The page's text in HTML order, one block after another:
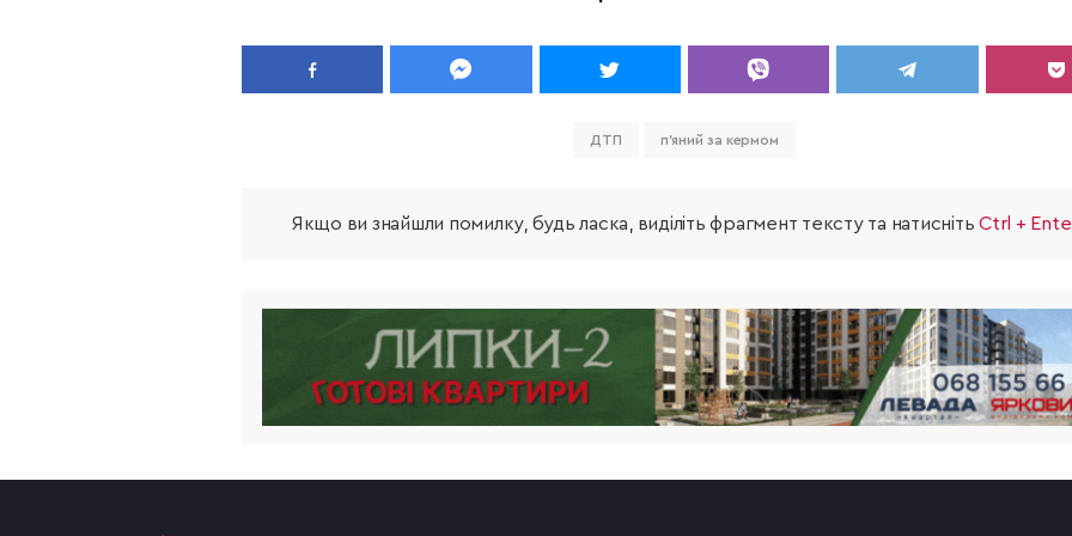
ДТП п'яний за кермом
Якщо ви знайшли помилку, будь ласка, виділіть фрагмент тексту та натиснітьCtrl +